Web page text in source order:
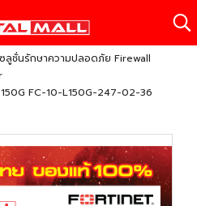
ลูชั่นรักษาความปลอดภัย Firewall
FC-10-L150G-247-02-36